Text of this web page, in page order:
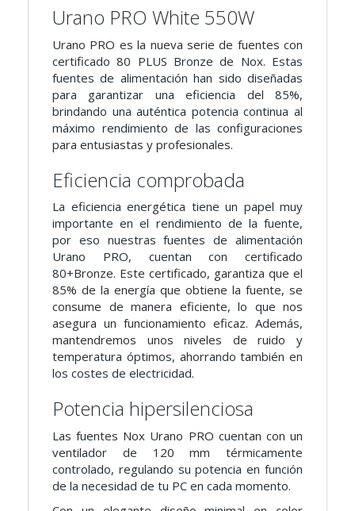
Urano PRO White 550W
Urano PRO es la nueva serie de fuentes con
certificado 80 PLUS Bronze de Nox. Estas
fuentes de alimentación han sido diseñadas
para garantizar una eficiencia del 85%,
brindando una auténtica potencia continua al
máximo rendimiento de las configuraciones
para entusiastas y profesionales.
Eficiencia comprobada
La eficiencia energética tiene un papel muy
importante en el rendimiento de la fuente,
por eso nuestras fuentes de alimentación
Urano PRO, cuentan con certificado
80+Bronze. Este certificado, garantiza que el
85% de la energía que obtiene la fuente, se
consume de manera eficiente, lo que nos
asegura un funcionamiento eficaz. Además,
mantendremos unos niveles de ruido y
temperatura óptimos, ahorrando también en
los costes de electricidad.
Potencia hipersilenciosa
Las fuentes Nox Urano PRO cuentan con un
ventilador de 120 mm térmicamente
controlado, regulando su potencia en función
de la necesidad de tu PC en cada momento.